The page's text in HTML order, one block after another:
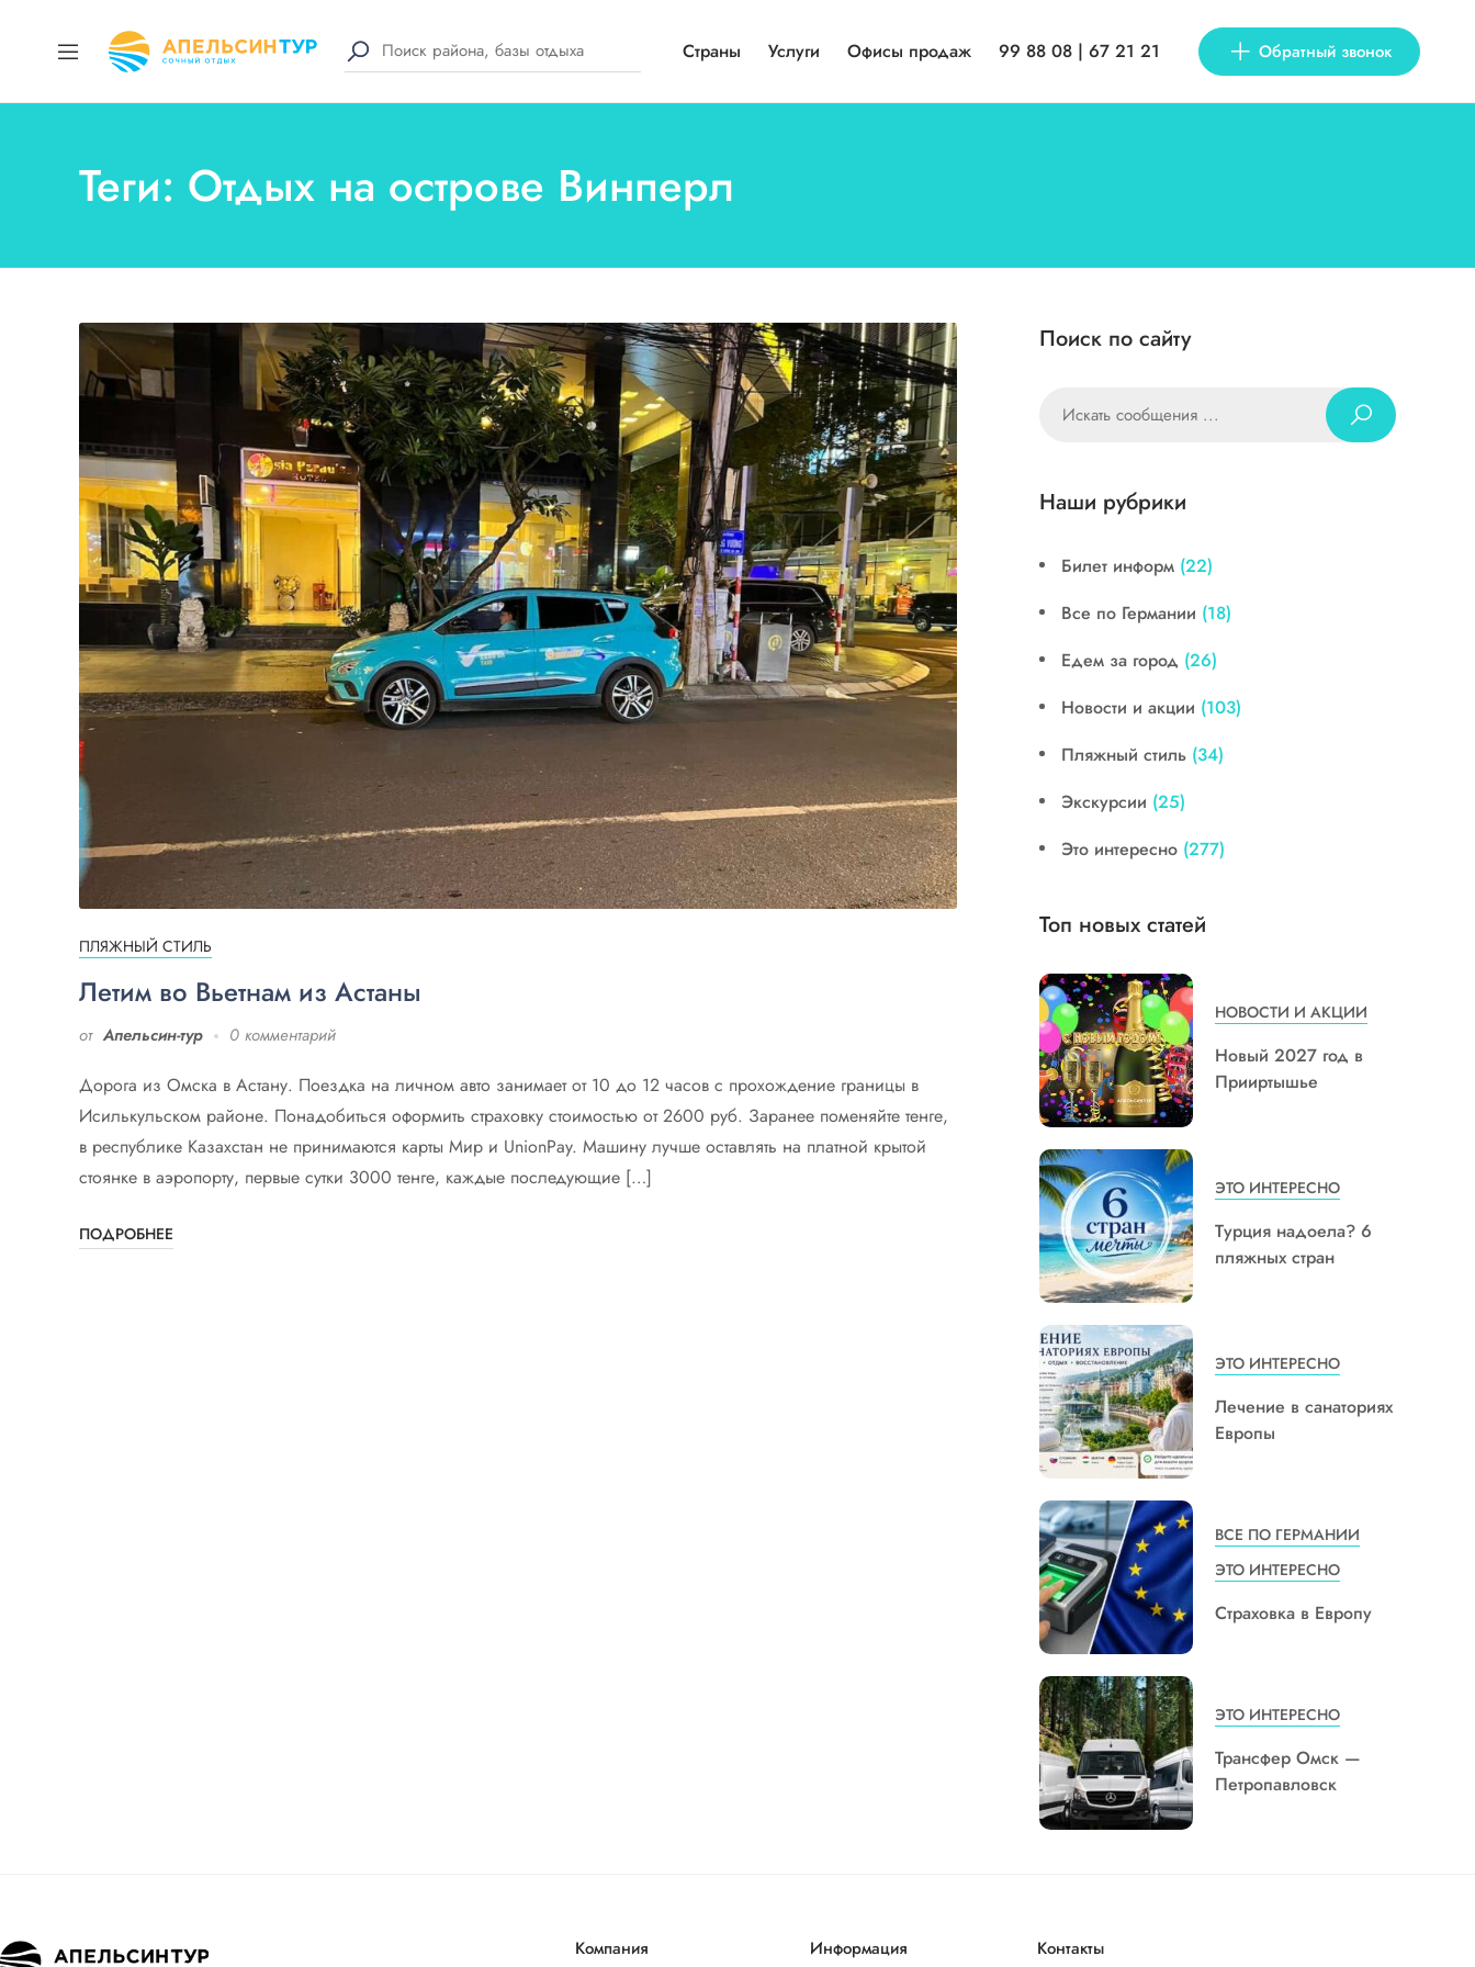
Страны Услуги Офисы продаж 99 88 08 | 67 21 21 Обратный звонок
Теги: Отдых на острове Винперл
ПЛЯЖНЫЙ СТИЛЬ
Летим во Вьетнам из Астаны
от Апельсин-тур 0 комментарий
Дорога из Омска в Астану. Поездка на личном авто занимает от 10 до 12 часов с прохождение границы в
Исилькульском районе. Понадобиться оформить страховку стоимостью от 2600 руб. Заранее поменяйте тенге,
в республике Казахстан не принимаются карты Мир и UnionPay. Машину лучше оставлять на платной крытой
стоянке в аэропорту, первые сутки 3000 тенге, каждые последующие […]
ПОДРОБНЕЕ
Поиск по сайту
Наши рубрики
Билет информ (22)
Все по Германии (18)
Едем за город (26)
Новости и акции (103)
Пляжный стиль (34)
Экскурсии (25)
Это интересно (277)
Топ новых статей
НОВОСТИ И АКЦИИ
Новый 2027 год в
Прииртышье
ЭТО ИНТЕРЕСНО
Турция надоела? 6
пляжных стран
ЭТО ИНТЕРЕСНО
Лечение в санаториях
Европы
ВСЕ ПО ГЕРМАНИИ
ЭТО ИНТЕРЕСНО
Страховка в Европу
ЭТО ИНТЕРЕСНО
Трансфер Омск —
Петропавловск
Компания Информация Контакты